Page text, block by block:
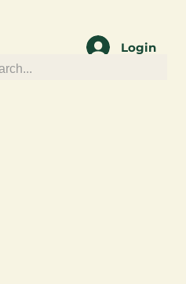
Login